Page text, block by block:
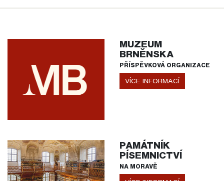
MUZEUM
BRNĚNSKA
PŘÍSPĚVKOVÁ ORGANIZACE
VÍCE INFORMACÍ
PAMÁTNÍK
PÍSEMNICTVÍ
NA MORAVĚ